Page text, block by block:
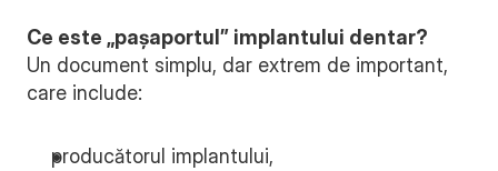
Ce este „pașaportul” implantului dentar?
Un document simplu, dar extrem de important,
care include:
producătorul implantului,